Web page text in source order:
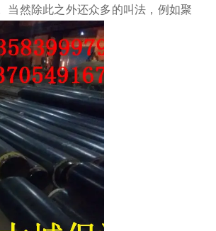
当然除此之外还众多的叫法，例如聚